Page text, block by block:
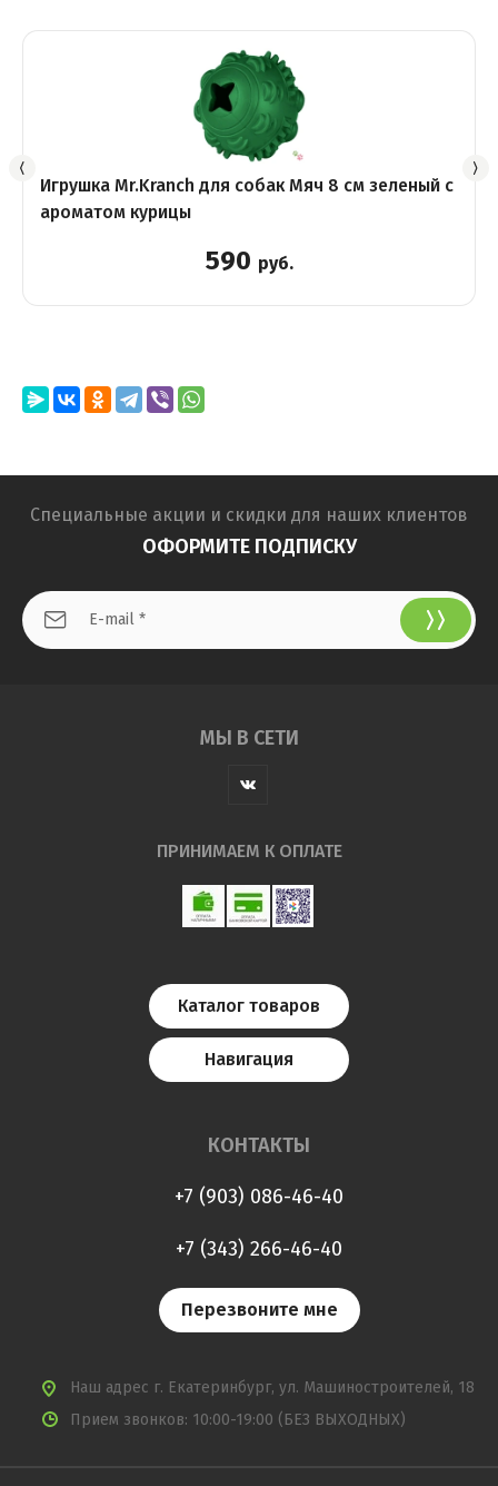
Игрушка Mr.Kranch для собак Мяч 8 см зеленый с
ароматом курицы
590 руб.
Специальные акции и скидки для наших клиентов
ОФОРМИТЕ ПОДПИСКУ
МЫ В СЕТИ
ПРИНИМАЕМ К ОПЛАТЕ
Каталог товаров
Навигация
КОНТАКТЫ
+7 (903) 086-46-40
+7 (343) 266-46-40
Перезвоните мне
Наш адрес г. Екатеринбург, ул. Машиностроителей, 18
Прием звонков: 10:00-19:00 (БЕЗ ВЫХОДНЫХ)